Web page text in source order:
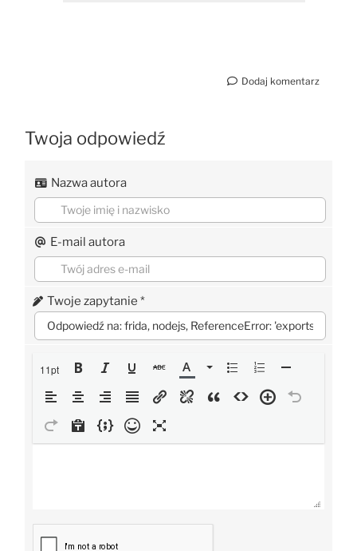
Dodaj komentarz
Twoja odpowiedź
Nazwa autora
E-mail autora
Twoje zapytanie *
11pt